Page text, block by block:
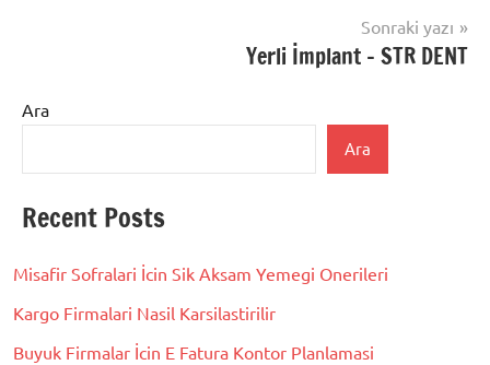
Sonraki yazı
Yerli İmplant – STR DENT
Ara
Ara
Recent Posts
Misafir Sofralari İcin Sik Aksam Yemegi Onerileri
Kargo Firmalari Nasil Karsilastirilir
Buyuk Firmalar İcin E Fatura Kontor Planlamasi